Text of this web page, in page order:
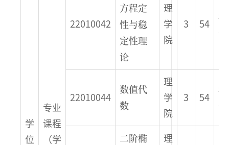
学
位
专业
课程
（学
22010042
方程定
性与稳
定性理
论
理
学
院
3 54
秋
22010044
数值代
数
理
学
院
3 54
秋
二阶椭
理